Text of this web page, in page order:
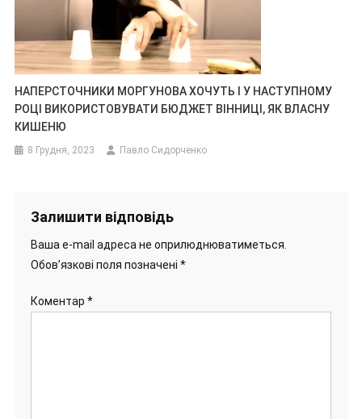
НАПЕРСТОЧНИКИ МОРГУНОВА ХОЧУТЬ І У НАСТУПНОМУ
РОЦІ ВИКОРИСТОВУВАТИ БЮДЖЕТ ВІННИЦІ, ЯК ВЛАСНУ
КИШЕНЮ
8 Грудня, 2023 Павло Сидорченко
Залишити відповідь
Ваша e-mail адреса не оприлюднюватиметься.
Обов’язкові поля позначені *
Коментар *